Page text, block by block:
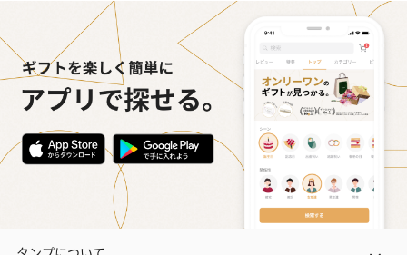
かき氷入浴剤4点セット
（ブルー）（748円）
かき氷入浴剤4点セット
（イエロー）（748円）
バスフラワー
【Thank you
円）
ハンドタオル・ハンカチ
ハンドタオル・ハンカチを同梱してお届けいたします。ギフトへ
の＋αにおすすめです。